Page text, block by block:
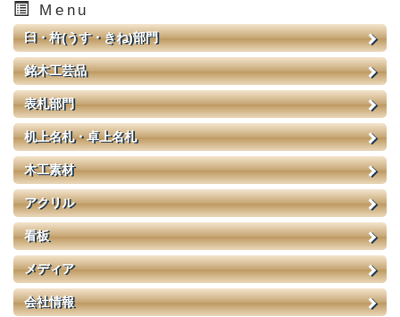
Menu
臼・杵(うす・きね)部門
銘木工芸品
表札部門
机上名札・卓上名札
木工素材
アクリル
看板
メディア
会社情報